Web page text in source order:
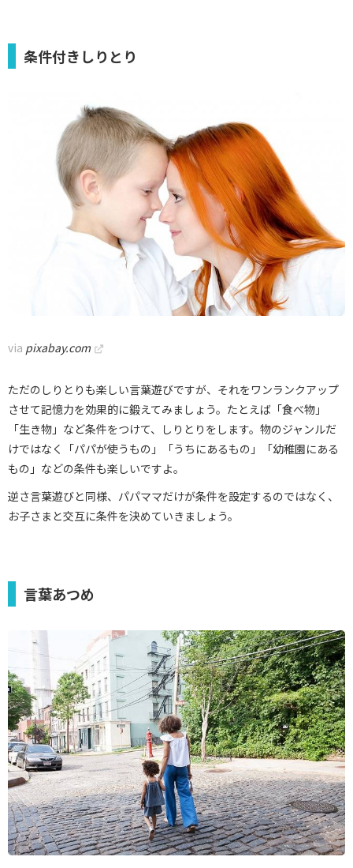
条件付きしりとり
via pixabay.com
ただのしりとりも楽しい言葉遊びですが、それをワンランクアップ
させて記憶力を効果的に鍛えてみましょう。たとえば「食べ物」
「生き物」など条件をつけて、しりとりをします。物のジャンルだ
けではなく「パパが使うもの」「うちにあるもの」「幼稚園にある
もの」などの条件も楽しいですよ。
逆さ言葉遊びと同様、パパママだけが条件を設定するのではなく、
お子さまと交互に条件を決めていきましょう。
言葉あつめ